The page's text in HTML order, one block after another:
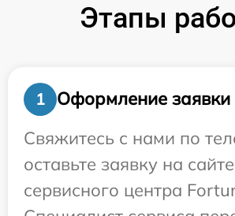
Этапы
1
Оформление заявки
Свяжитесь с нами по
оставьте заявку на сайте
сервисного центра